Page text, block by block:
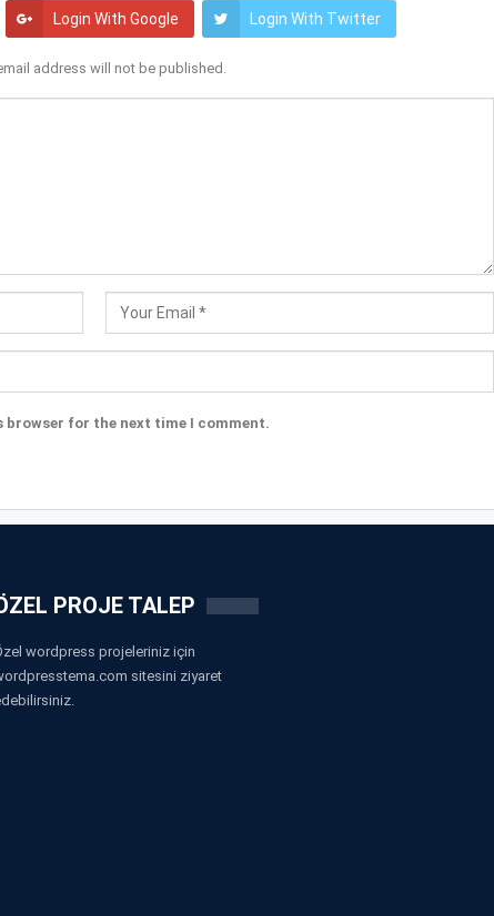
Login With Google Login With Twitter
address will not be published.
browser for the next time I comment.
PROJE TALEP
wordpress projeleriniz için
sitesini ziyaret